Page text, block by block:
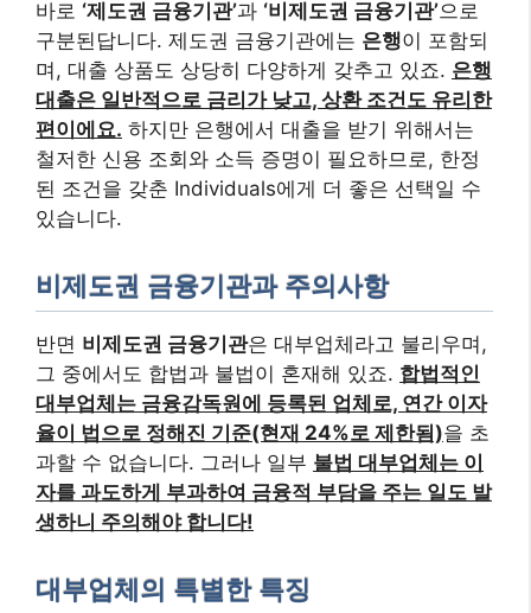
바로 ‘제도권 금융기관’과 ‘비제도권 금융기관’으로
구분된답니다. 제도권 금융기관에는 은행이 포함되
며, 대출 상품도 상당히 다양하게 갖추고 있죠. 은행
대출은 일반적으로 금리가 낮고, 상환 조건도 유리한
편이에요. 하지만 은행에서 대출을 받기 위해서는
철저한 신용 조회와 소득 증명이 필요하므로, 한정
된 조건을 갖춘 Individuals에게 더 좋은 선택일 수
있습니다.
비제도권 금융기관과 주의사항
반면 비제도권 금융기관은 대부업체라고 불리우며,
그 중에서도 합법과 불법이 혼재해 있죠. 합법적인
대부업체는 금융감독원에 등록된 업체로, 연간 이자
율이 법으로 정해진 기준(현재 24%로 제한됨)을 초
과할 수 없습니다. 그러나 일부 불법 대부업체는 이
자를 과도하게 부과하여 금융적 부담을 주는 일도 발
생하니 주의해야 합니다!
대부업체의 특별한 특징